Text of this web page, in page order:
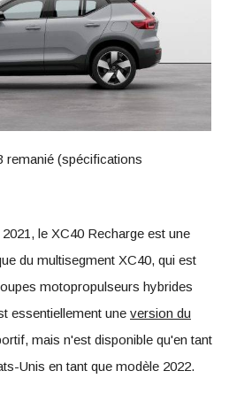
remanié (spécifications
le XC40 Recharge est une
du multisegment XC40, qui est
motopropulseurs hybrides
essentiellement une version du
mais n'est disponible qu'en tant
Unis en tant que modèle 2022.